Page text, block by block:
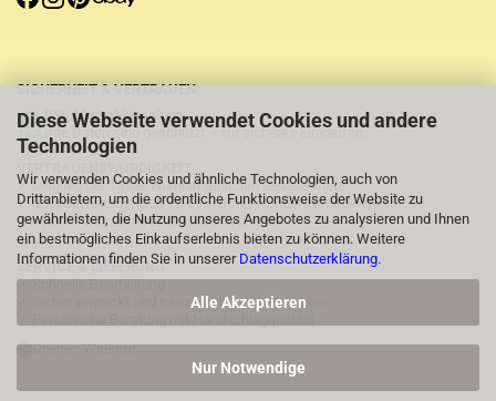
Diese Webseite verwendet Cookies und andere
Technologien
Wir verwenden Cookies und ähnliche Technologien, auch von
Drittanbietern, um die ordentliche Funktionsweise der Website zu
gewährleisten, die Nutzung unseres Angebotes zu analysieren und Ihnen
ein bestmögliches Einkaufserlebnis bieten zu können. Weitere
Informationen finden Sie in unserer Datenschutzerklärung.
Alle Akzeptieren
Nur Notwendige
SICHERHEIT & VERTRAUEN
SSL-Verschlüsselung
Ihre Daten sind geschützt – für sicheres Einkaufen.
✓ Mitglied der Tiroler Numismatischen Gesellschaft
✓ Shopbewertung: 5.00 / 5.00 – echte Kundenzufriedenheit
✓⭐Über 1.000 zufriedene Käufer auf eBay
SERVICE & LIEFERUNG
✓ Schnelle Bearbeitung
✓ Sicher verpackt und transparent nachverfolgbar
Online - Widerruf